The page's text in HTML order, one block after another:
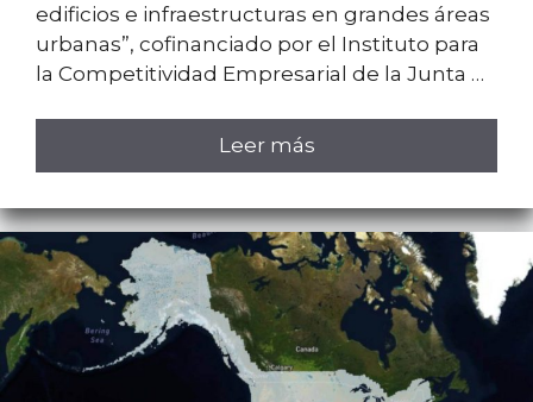
edificios e infraestructuras en grandes áreas
urbanas”, cofinanciado por el Instituto para
la Competitividad Empresarial de la Junta …
Leer más